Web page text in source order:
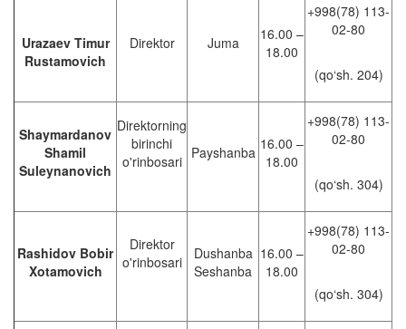
Urazaev Timur
Rustamovich
Direktor Juma
16.00 –
18.00
+998(78) 113-
02-80
(qo‘sh. 204)
Shaymardanov
Shamil
Suleynanovich
Direktorning
birinchi
o'rinbosari Payshanba 16.00 –
18.00
+998(78) 113-
02-80
(qo‘sh. 304)
Rashidov Bobir
Xotamovich
Direktor
o'rinbosari
Dushanba
Seshanba
16.00 –
18.00
+998(78) 113-
02-80
(qo‘sh. 304)